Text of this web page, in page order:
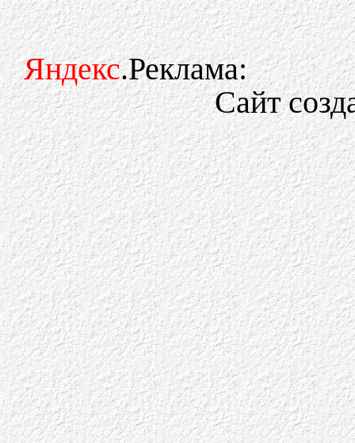
Яндекс.Реклама:
Сайт